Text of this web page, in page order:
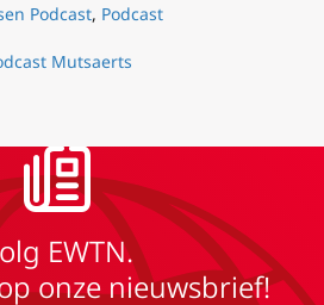
Podcast, Podcast
Mutsaerts
EWTN.
onze nieuwsbrief!